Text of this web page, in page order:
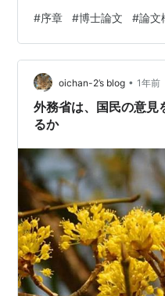
して「5.本論の構成」及
介します． 博論の書き方
述で概要の紹介を終える
で博論の評価が決まって
重要であるとされていま
の大まか…
#序章 #博士論文 #論文
oichan-2’s blog • 1年前
外務省は、国民の意見
るか